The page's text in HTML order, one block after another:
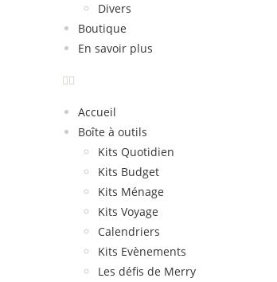
Divers
Boutique
En savoir plus
Accueil
Boîte à outils
Kits Quotidien
Kits Budget
Kits Ménage
Kits Voyage
Calendriers
Kits Evènements
Les défis de Merry